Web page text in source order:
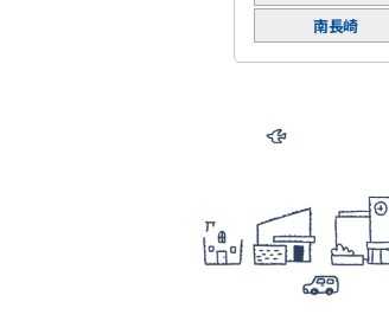
南長崎